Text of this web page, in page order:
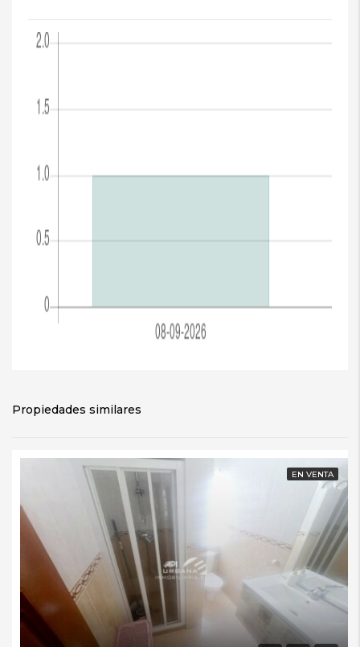
Propiedades similares
EN VENTA